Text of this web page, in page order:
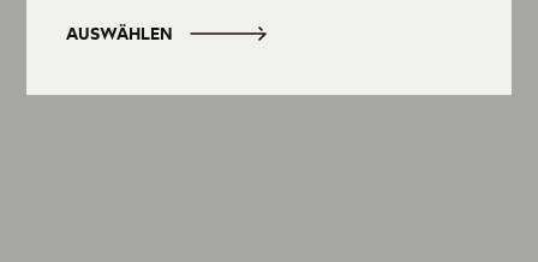
AUSWÄHLEN